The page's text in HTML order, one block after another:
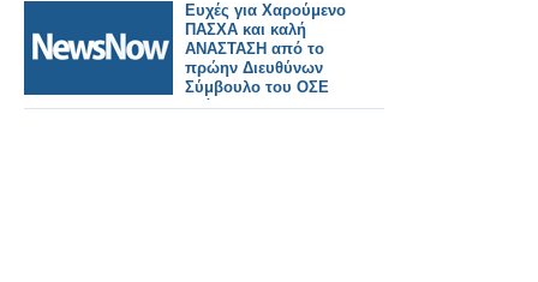
Ευχές για Χαρούμενο
ΠΑΣΧΑ και καλή
ΑΝΑΣΤΑΣΗ από το
πρώην Διευθύνων
Σύμβουλο του ΟΣΕ
Ιωάννη Κ.